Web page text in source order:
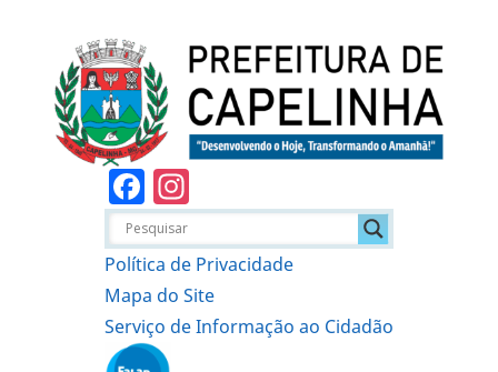
Facebook
Política de Privacidade
Mapa do Site
Serviço de Informação ao Cidadão